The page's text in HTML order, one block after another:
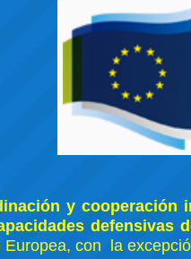
y
defensivas
Europea, con la